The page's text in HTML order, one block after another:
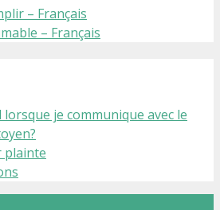
– Français
– Français
je communique avec le
plainte